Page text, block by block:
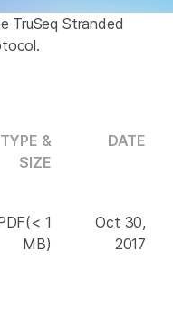
TruSeq Stranded
TYPE &
SIZE
DATE
1
MB)
Oct 30,
2017